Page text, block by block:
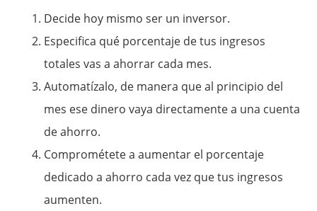
Decide hoy mismo ser un inversor.
Especifica qué porcentaje de tus ingresos
totales vas a ahorrar cada mes.
Automatízalo, de manera que al principio del
mes ese dinero vaya directamente a una cuenta
de ahorro.
Comprométete a aumentar el porcentaje
dedicado a ahorro cada vez que tus ingresos
aumenten.